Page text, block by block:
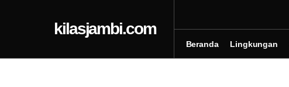
kilasjambi.com
Beranda Lingkungan